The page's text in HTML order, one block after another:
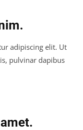
adipiscing elit. Ut
pulvinar dapibus